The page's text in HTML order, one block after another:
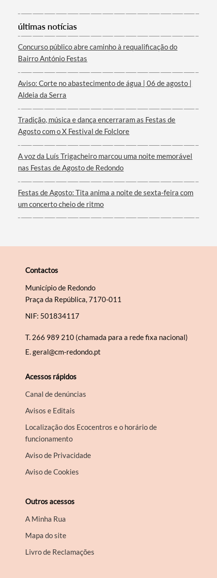
Filtros
últimas notícias
Concurso público abre caminho à requalificação do
Bairro António Festas
Aviso: Corte no abastecimento de água | 06 de agosto |
Aldeia da Serra
Tradição, música e dança encerraram as Festas de
Agosto com o X Festival de Folclore
A voz da Luís Trigacheiro marcou uma noite memorável
nas Festas de Agosto de Redondo
Festas de Agosto: Tita anima a noite de sexta-feira com
um concerto cheio de ritmo
Contactos
Município de Redondo
Praça da República, 7170-011
NIF: 501834117
T. 266 989 210 (chamada para a rede fixa nacional)
E.geral@cm-redondo.pt
Acessos rápidos
Canal de denúncias
Avisos e Editais
Localização dos Ecocentros e o horário de
funcionamento
Aviso de Privacidade
Aviso de Cookies
Outros acessos
A Minha Rua
Mapa do site
Livro de Reclamações